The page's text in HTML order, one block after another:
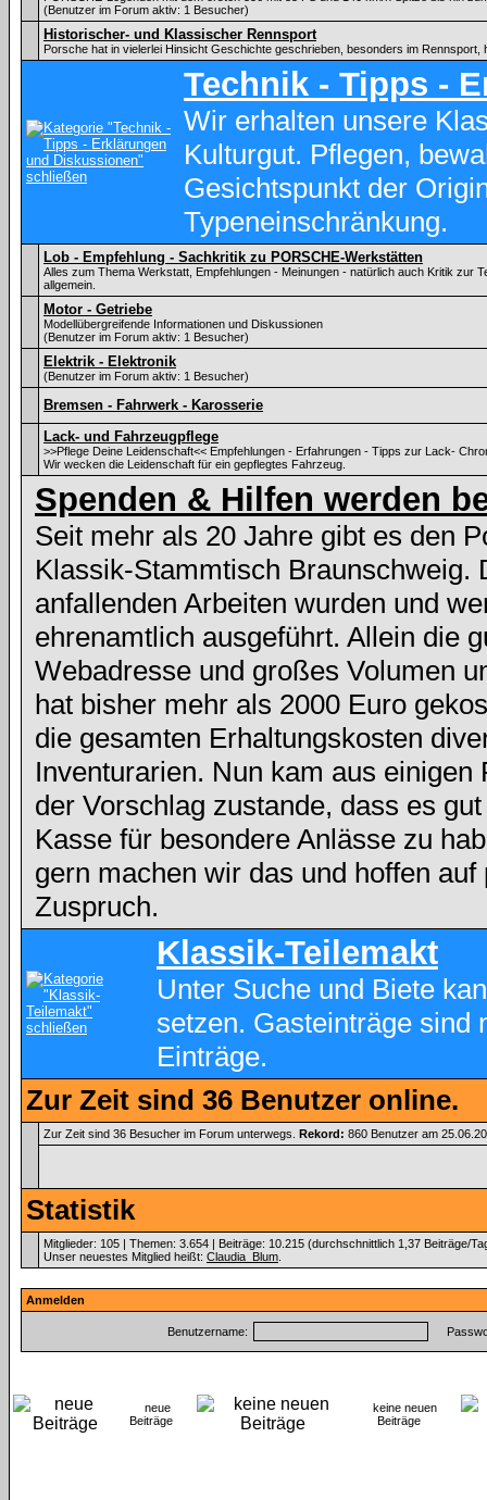
(Benutzer im Forum aktiv: 1 Besucher)
Historischer- und Klassischer Rennsport
Porsche hat in vielerlei Hinsicht Geschichte geschrieben, besonders im Rennsport,
Technik - Tipps -
Wir erhalten unsere
Kulturgut. Pflegen,
Gesichtspunkt der
Typeneinschränkung.
Lob - Empfehlung - Sachkritik zu PORSCHE-Werkstätten
Alles zum Thema Werkstatt, Empfehlungen - Meinungen - natürlich auch Kritik zur
allgemein.
Motor - Getriebe
Modellübergreifende Informationen und Diskussionen
(Benutzer im Forum aktiv: 1 Besucher)
Elektrik - Elektronik
(Benutzer im Forum aktiv: 1 Besucher)
Bremsen - Fahrwerk - Karosserie
Lack- und Fahrzeugpflege
>>Pflege Deine Leidenschaft<< Empfehlungen - Erfahrungen - Tipps zur Lack-
Wir wecken die Leidenschaft für ein gepflegtes Fahrzeug.
Spenden & Hilfen werden
Seit mehr als 20 Jahre gibt es den
Klassik-Stammtisch Braunschweig.
anfallenden Arbeiten wurden und
ehrenamtlich ausgeführt. Allein die
Webadresse und großes Volumen
hat bisher mehr als 2000 Euro
die gesamten Erhaltungskosten
Inventurarien. Nun kam aus einigen
der Vorschlag zustande, dass es
Kasse für besondere Anlässe zu
gern machen wir das und hoffen auf
Zuspruch.
Klassik-Teilemakt
Unter Suche und Biete
setzen. Gasteinträge sind
Einträge.
Zur Zeit sind 36 Benutzer online.
Zur Zeit sind 36 Besucher im Forum unterwegs. Rekord: 860 Benutzer am
Statistik
Mitglieder: 105 | Themen: 3.654 | Beiträge: 10.215 (durchschnittlich 1,37 Beiträge/
Unser neuestes Mitglied heißt: Claudia_Blum
Anmelden
Benutzername:
neue
Beiträge
keine neuen
Beiträge